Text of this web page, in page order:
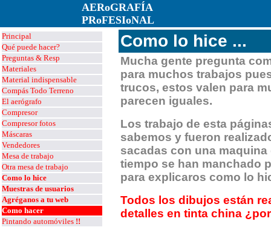
AERoGRAFÍA
PRoFESIoNAL
Principal
Qué puede hacer?
Preguntas & Resp
Materiales
Material indispensable
Compás Todo Terreno
El aerógrafo
Compresor
Compresor fotos
Máscaras
Vendedores
Mesa de trabajo
Otra mesa de trabajo
Como lo hice
Muestras de usuarios
Agréganos a tu web
Como hacer
Pintando automóviles !!
Como lo hice ...
Mucha gente pregunta
para muchos trabajos
trucos, estos valen para
parecen iguales.
Los trabajo de esta
sabemos y fueron
sacadas con una
tiempo se han manchado
para explicaros como lo
Todos los dibujos están
detalles en tinta china